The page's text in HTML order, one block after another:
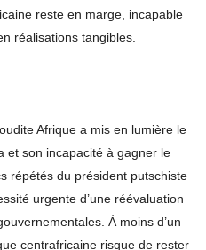
reste en marge, incapable
réalisations tangibles.
Afrique a mis en lumière le
et son incapacité à gagner le
répétés du président putschiste
urgente d’une réévaluation
À moins d’un
centrafricaine risque de rester